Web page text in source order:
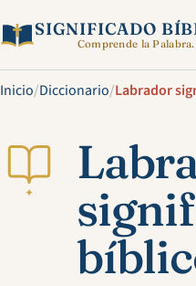
SIGNIFICADO
Comprende la Palabra.
Inicio/Diccionario/Labrador
✦